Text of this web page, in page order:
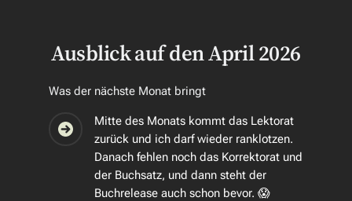
Ausblick auf den April 2026
Was der nächste Monat bringt
Mitte des Monats kommt das Lektorat
zurück und ich darf wieder ranklotzen.
Danach fehlen noch das Korrektorat und
der Buchsatz, und dann steht der
Buchrelease auch schon bevor. 😱